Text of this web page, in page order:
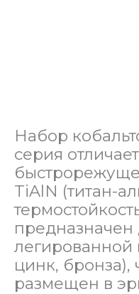
Набор
серия
TiAlN (титан-
предназначен
легированной
цинк, бронза),
размещен в